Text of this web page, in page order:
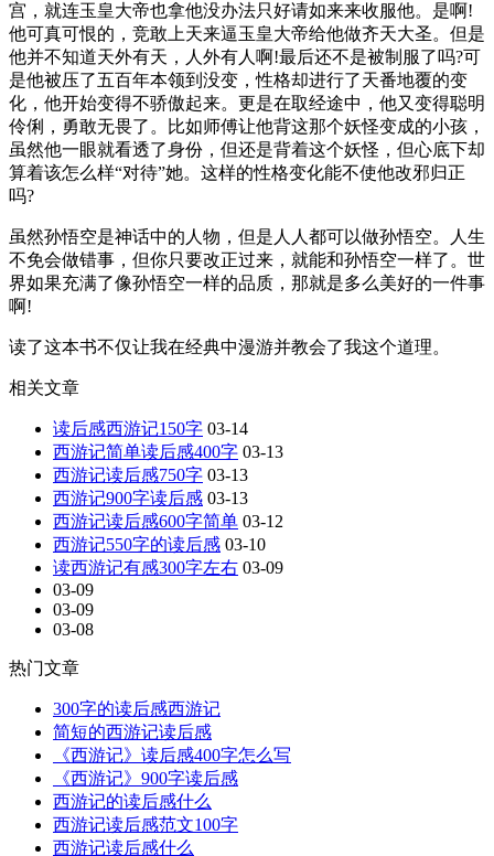
宫，就连玉皇大帝也拿他没办法只好请如来来收服他。是啊!
他可真可恨的，竞敢上天来逼玉皇大帝给他做齐天大圣。但是
他并不知道天外有天，人外有人啊!最后还不是被制服了吗?可
是他被压了五百年本领到没变，性格却进行了天番地覆的变
化，他开始变得不骄傲起来。更是在取经途中，他又变得聪明
伶俐，勇敢无畏了。比如师傅让他背这那个妖怪变成的小孩，
虽然他一眼就看透了身份，但还是背着这个妖怪，但心底下却
算着该怎么样“对待”她。这样的性格变化能不使他改邪归正
吗?
虽然孙悟空是神话中的人物，但是人人都可以做孙悟空。人生
不免会做错事，但你只要改正过来，就能和孙悟空一样了。世
界如果充满了像孙悟空一样的品质，那就是多么美好的一件事
啊!
读了这本书不仅让我在经典中漫游并教会了我这个道理。
相关文章
读后感西游记150字 03-14
西游记简单读后感400字 03-13
西游记读后感750字 03-13
西游记900字读后感 03-13
西游记读后感600字简单 03-12
西游记550字的读后感 03-10
读西游记有感300字左右 03-09
03-09
03-09
03-08
热门文章
300字的读后感西游记
简短的西游记读后感
《西游记》读后感400字怎么写
《西游记》900字读后感
西游记的读后感什么
西游记读后感范文100字
西游记读后感什么